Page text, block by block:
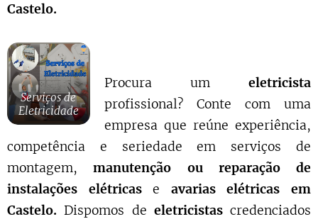
Castelo.
Serviços de
Eletricidade
Procura um eletricista
profissional? Conte com uma
empresa que reúne experiência,
competência e seriedade em serviços de
montagem,manutenção ou reparação de
instalações elétricase avarias elétricas em
Castelo. Dispomos de eletricistascredenciados